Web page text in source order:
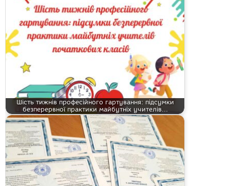
Шість тижнів професійного гартування: підсумки
безперервної практики майбутніх учителів…